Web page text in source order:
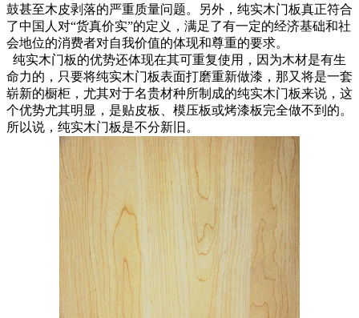
鼓甚至木皮剥落的严重质量问题。另外，纯实木门板真正符合
了中国人对“货真价实”的定义，满足了有一定的经济基础和社
会地位的消费者对自我价值的体现和尊重的要求。
纯实木门板的优势还体现在其可重复使用，因为木材是有生
命力的，只要将纯实木门板表面打磨重新做漆，那又将是一套
崭新的橱柜，尤其对于名贵材种所制成的纯实木门板来说，这
个优势尤其明显，是贴皮板、模压板或烤漆板完全做不到的。
所以说，纯实木门板是不分新旧。